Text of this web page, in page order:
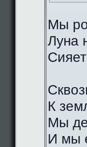
Мы
Луна
К
Мы
И мы